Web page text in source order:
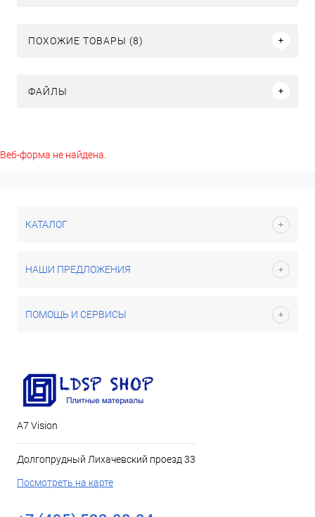
ПОХОЖИЕ ТОВАРЫ (8)
ФАЙЛЫ
Веб-форма не найдена.
КАТАЛОГ
НАШИ ПРЕДЛОЖЕНИЯ
ПОМОЩЬ И СЕРВИСЫ
А7 Vision
Долгопрудный Лихачевский проезд 33
Посмотреть на карте